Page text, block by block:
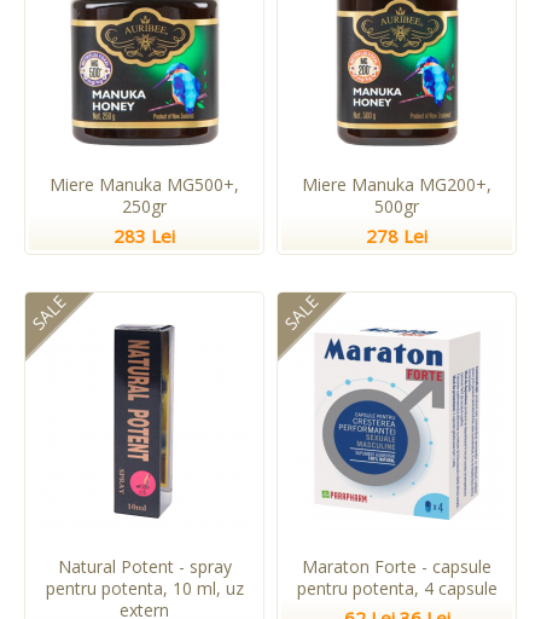
Miere Manuka MG500+,
250gr
283 Lei
Miere Manuka MG200+,
500gr
278 Lei
SALE
Natural Potent - spray
pentru potenta, 10 ml, uz
extern
SALE
Maraton Forte - capsule
pentru potenta, 4 capsule